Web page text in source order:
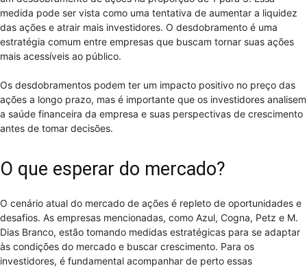
medida pode ser vista como uma tentativa de aumentar a liquidez
das ações e atrair mais investidores. O desdobramento é uma
estratégia comum entre empresas que buscam tornar suas ações
mais acessíveis ao público.
Os desdobramentos podem ter um impacto positivo no preço das
ações a longo prazo, mas é importante que os investidores analisem
a saúde financeira da empresa e suas perspectivas de crescimento
antes de tomar decisões.
O que esperar do mercado?
O cenário atual do mercado de ações é repleto de oportunidades e
desafios. As empresas mencionadas, como Azul, Cogna, Petz e M.
Dias Branco, estão tomando medidas estratégicas para se adaptar
às condições do mercado e buscar crescimento. Para os
investidores, é fundamental acompanhar de perto essas